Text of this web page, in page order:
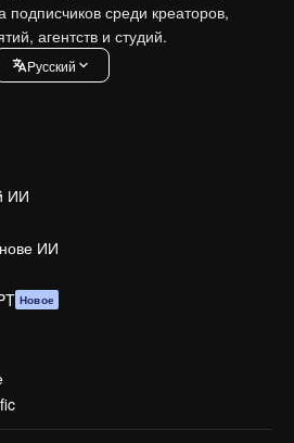
среди креаторов,
агентств и студий.
Pусский
ИИ
ИИ
Новое